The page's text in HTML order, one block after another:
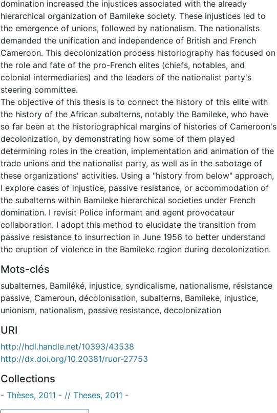
domination increased the injustices associated with the already
hierarchical organization of Bamileke society. These injustices led to
the emergence of unions, followed by nationalism. The nationalists
demanded the unification and independence of British and French
Cameroon. This decolonization process historiography has focused on
the role and fate of the pro-French elites (chiefs, notables, and
colonial intermediaries) and the leaders of the nationalist party's
steering committee.
The objective of this thesis is to connect the history of this elite with
the history of the African subalterns, notably the Bamileke, who have
so far been at the historiographical margins of histories of Cameroon's
decolonization, by demonstrating how some of them played
determining roles in the creation, implementation and animation of the
trade unions and the nationalist party, as well as in the sabotage of
these organizations' activities. Using a "history from below" approach,
I explore cases of injustice, passive resistance, or accommodation of
the subalterns within Bamileke hierarchical societies under French
domination. I revisit Police informant and agent provocateur
collaboration. I adopt this method to elucidate the transition from
passive resistance to insurrection in June 1956 to better understand
the eruption of violence in the Bamileke region during decolonization.
Mots-clés
subalternes, Bamiléké, injustice, syndicalisme, nationalisme, résistance
passive, Cameroun, décolonisation, subalterns, Bamileke, injustice,
unionism, nationalism, passive resistance, decolonization
URI
http://hdl.handle.net/10393/43538
http://dx.doi.org/10.20381/ruor-27753
Collections
- Thèses, 2011 - // Theses, 2011 -